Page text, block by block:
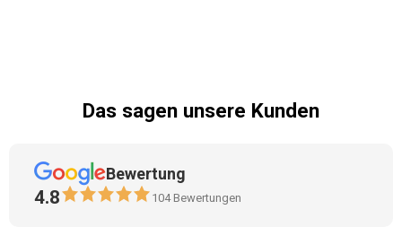
Das sagen unsere Kunden
Bewertung
4.8 104Bewertungen